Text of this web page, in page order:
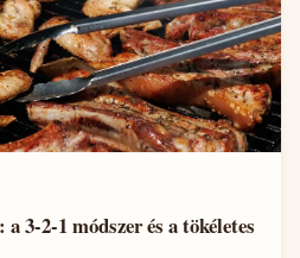
3-2-1 módszer és a tökéletes